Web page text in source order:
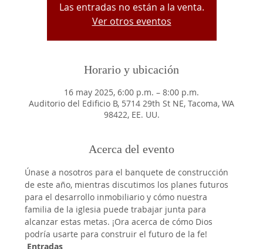
Las entradas no están a la venta.
Ver otros eventos
Horario y ubicación
16 may 2025, 6:00 p.m. – 8:00 p.m.
Auditorio del Edificio B, 5714 29th St NE, Tacoma, WA
98422, EE. UU.
Acerca del evento
Únase a nosotros para el banquete de construcción
de este año, mientras discutimos los planes futuros
para el desarrollo inmobiliario y cómo nuestra
familia de la iglesia puede trabajar junta para
alcanzar estas metas. ¡Ora acerca de cómo Dios
podría usarte para construir el futuro de la fe!
Entradas